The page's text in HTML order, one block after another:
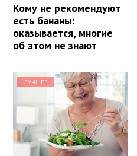
Кому не рекомендуют
есть бананы:
оказывается, многие
об этом не знают
ЛУЧШЕЕ